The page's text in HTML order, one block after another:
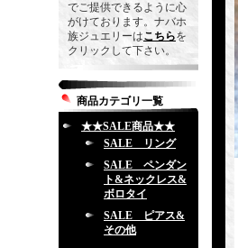
でご提供できるように心
がけております。ナバホ
族ジュエリーはこちらを
クリックして下さい。
商品カテゴリ一覧
★★SALE商品★★
SALE リング
SALE ペンダン
ト&ネックレス&
ボロタイ
SALE ピアス&
その他